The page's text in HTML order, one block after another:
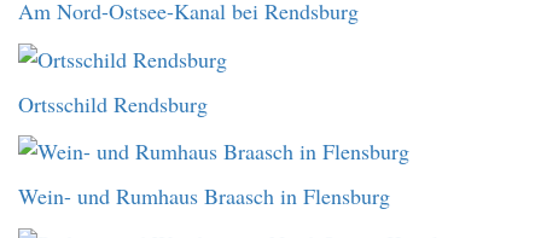
Am Nord-Ostsee-Kanal bei Rendsburg
Ortsschild Rendsburg
Wein- und Rumhaus Braasch in Flensburg